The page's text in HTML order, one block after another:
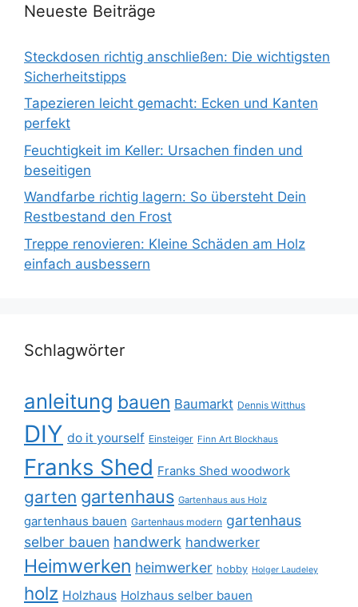
Neueste Beiträge
Steckdosen richtig anschließen: Die wichtigsten
Sicherheitstipps
Tapezieren leicht gemacht: Ecken und Kanten
perfekt
Feuchtigkeit im Keller: Ursachen finden und
beseitigen
Wandfarbe richtig lagern: So übersteht Dein
Restbestand den Frost
Treppe renovieren: Kleine Schäden am Holz
einfach ausbessern
Schlagwörter
anleitung bauen Baumarkt Dennis Witthus
DIY do it yourself Einsteiger Finn Art Blockhaus
Franks Shed Franks Shed woodwork
garten gartenhaus Gartenhaus aus Holz
gartenhaus bauen Gartenhaus modern gartenhaus
selber bauen handwerk handwerker
Heimwerken heimwerker hobby Holger Laudeley
holz Holzhaus Holzhaus selber bauen